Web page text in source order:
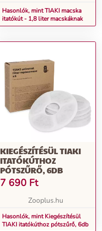
Hasonlók, mint TIAKI macska
itatókút - 1,8 liter macskáknak
KIEGÉSZÍTÉSÜL TIAKI
ITATÓKÚTHOZ
PÓTSZŰRŐ, 6DB
7 690 Ft
Zooplus.hu
Hasonlók, mint Kiegészítésül
TIAKI itatókúthoz pótszűrő, 6db